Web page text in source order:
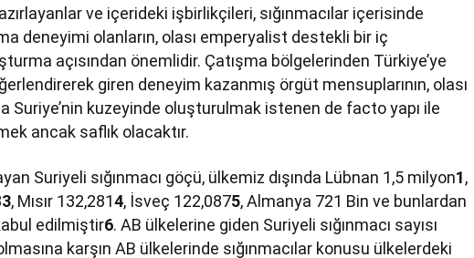
ve içerideki işbirlikçileri, sığınmacılar içerisinde
deneyimi olanların, olası emperyalist destekli bir iç
açısından önemlidir. Çatışma bölgelerinden Türkiye’ye
giren deneyim kazanmış örgüt mensuplarının, olası
Suriye’nin kuzeyinde oluşturulmak istenen de facto yapı ile
ancak saflık olacaktır.
Suriyeli sığınmacı göçü, ülkemiz dışında Lübnan 1,5 milyon1,
3, Mısır 132,2814, İsveç 122,0875, Almanya 721 Bin ve bunlardan
edilmiştir6. AB ülkelerine giden Suriyeli sığınmacı sayısı
karşın AB ülkelerinde sığınmacılar konusu ülkelerdeki